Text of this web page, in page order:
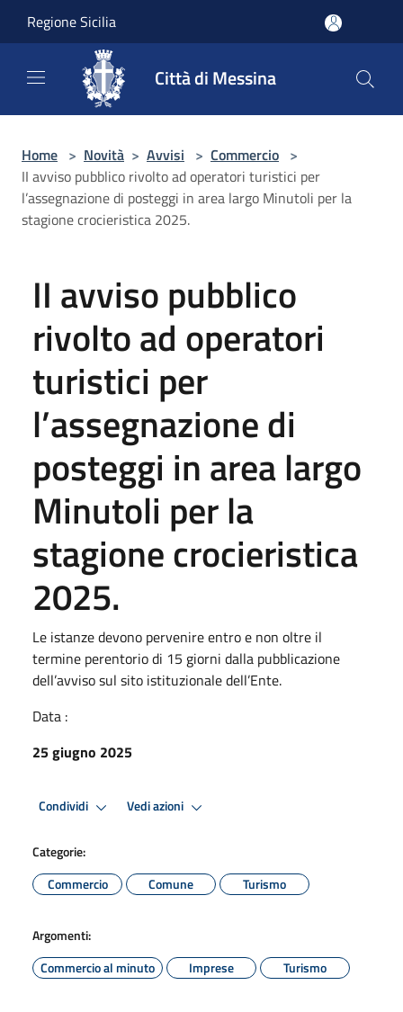
Regione Sicilia
Città di Messina
Home > Novità > Avvisi > Commercio >
II avviso pubblico rivolto ad operatori turistici per
l’assegnazione di posteggi in area largo Minutoli per la
stagione crocieristica 2025.
II avviso pubblico
rivolto ad operatori
turistici per
l’assegnazione di
posteggi in area largo
Minutoli per la
stagione crocieristica
2025.
Le istanze devono pervenire entro e non oltre il
termine perentorio di 15 giorni dalla pubblicazione
dell’avviso sul sito istituzionale dell’Ente.
Data :
25 giugno 2025
Condividi Vedi azioni
Categorie:
Commercio
Comune Turismo
Argomenti:
Commercio al minuto
Imprese Turismo